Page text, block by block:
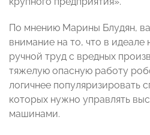
По мнению Марины Блудян,
внимание на то, что в
ручной труд с вредных
тяжелую опасную работу
логичнее популяризировать
которых нужно управлять
машинами.